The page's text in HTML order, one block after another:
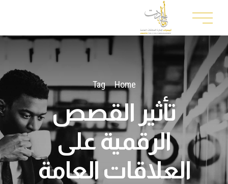
Home
Tag
تأثير القصص
الرقمية على
العلاقات العامة